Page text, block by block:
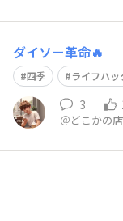
ダイソー革命🔥
四季 ライフハッ
3
＠どこかの